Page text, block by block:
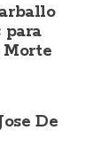
para
Morte
De